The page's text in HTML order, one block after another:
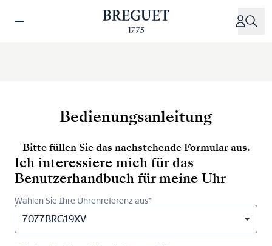
zum
Bedienungsanleitung
Bitte füllen Sie das nachstehende Formular aus.
Ich interessiere mich für das
Benutzerhandbuch für meine Uhr
Wählen Sie Ihre Uhrenreferenz aus*
7077BRG19XV